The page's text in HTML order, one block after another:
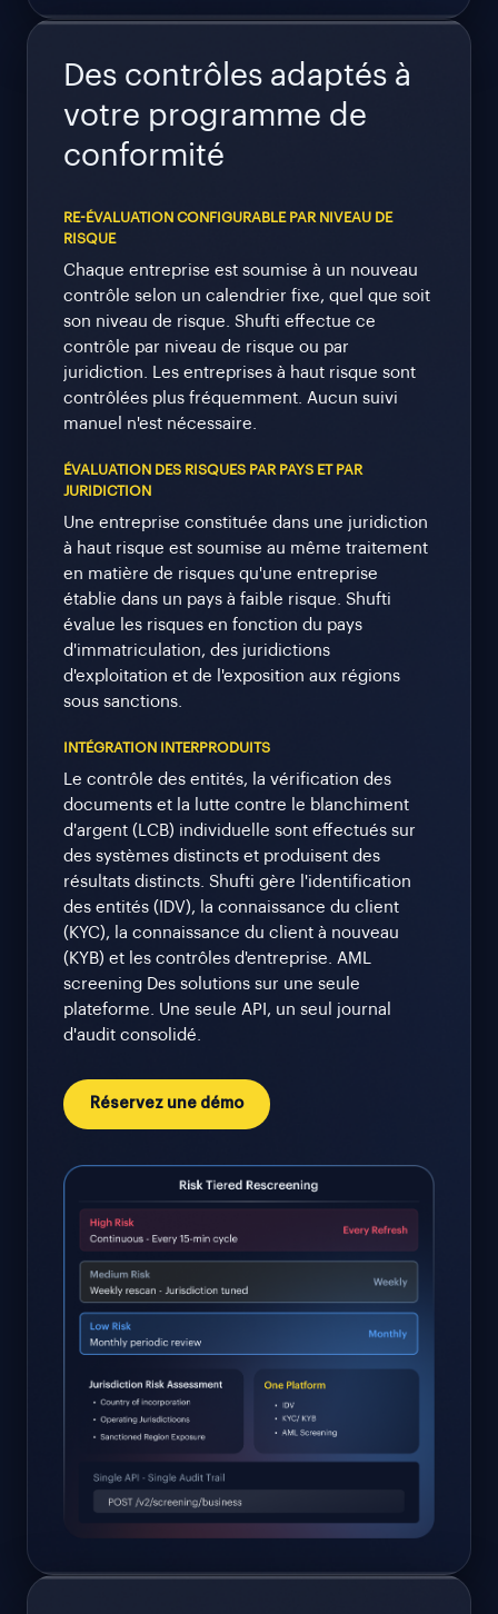
Des contrôles adaptés à
votre programme de
conformité
RE-ÉVALUATION CONFIGURABLE PAR NIVEAU DE
RISQUE
Chaque entreprise est soumise à un nouveau
contrôle selon un calendrier fixe, quel que soit
son niveau de risque. Shufti effectue ce
contrôle par niveau de risque ou par
juridiction. Les entreprises à haut risque sont
contrôlées plus fréquemment. Aucun suivi
manuel n'est nécessaire.
ÉVALUATION DES RISQUES PAR PAYS ET PAR
JURIDICTION
Une entreprise constituée dans une juridiction
à haut risque est soumise au même traitement
en matière de risques qu'une entreprise
établie dans un pays à faible risque. Shufti
évalue les risques en fonction du pays
d'immatriculation, des juridictions
d'exploitation et de l'exposition aux régions
sous sanctions.
INTÉGRATION INTERPRODUITS
Le contrôle des entités, la vérification des
documents et la lutte contre le blanchiment
d'argent (LCB) individuelle sont effectués sur
des systèmes distincts et produisent des
résultats distincts. Shufti gère l'identification
des entités (IDV), la connaissance du client
(KYC), la connaissance du client à nouveau
(KYB) et les contrôles d'entreprise. AML
screening Des solutions sur une seule
plateforme. Une seule API, un seul journal
d'audit consolidé.
Réservez une démo